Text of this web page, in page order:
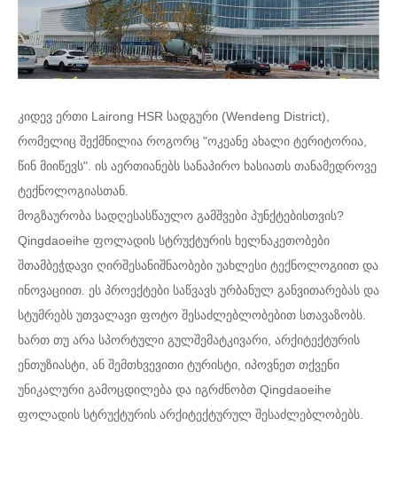
კიდევ ერთი Lairong HSR სადგური (Wendeng District),
რომელიც შექმნილია როგორც "ოკეანე ახალი ტერიტორია,
წინ მიიწევს". ის აერთიანებს სანაპირო ხასიათს თანამედროვე
ტექნოლოგიასთან.
მოგზაურობა სადღესასწაულო გამშვები პუნქტებისთვის?
Qingdaoeihe ფოლადის სტრუქტურის ხელნაკეთობები
შთამბეჭდავი ღირშესანიშნაობები უახლესი ტექნოლოგიით და
ინოვაციით. ეს პროექტები საწვავს ურბანულ განვითარებას და
სტუმრებს უთვალავი ფოტო შესაძლებლობებით სთავაზობს.
ხართ თუ არა სპორტული გულშემატკივარი, არქიტექტურის
ენთუზიასტი, ან შემთხვევითი ტურისტი, იპოვნეთ თქვენი
უნიკალური გამოცდილება და იგრძნობთ Qingdaoeihe
ფოლადის სტრუქტურის არქიტექტურულ შესაძლებლობებს.